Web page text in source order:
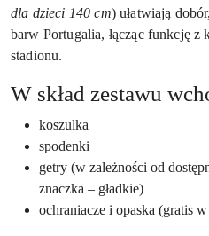
dla dzieci 140 cm) ułatwiają
barw Portugalia, łącząc funkcję z
stadionu.
W skład zestawu
koszulka
spodenki
getry (w zależności od
znaczka – gładkie)
ochraniacze i opaska (gratis